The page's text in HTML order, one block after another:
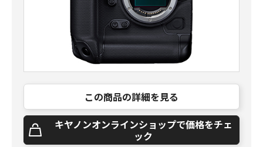
この商品の詳細を見る
キヤノンオンラインショップで価格をチェ
ック